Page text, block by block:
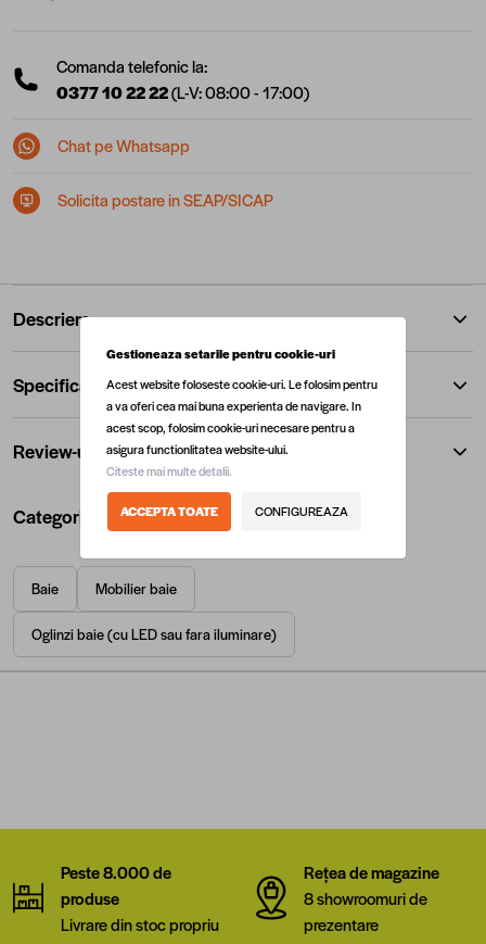
Comanda telefonic la:
0377 10 22 22(L-V: 08:00 - 17:00)
Chat pe Whatsapp
Solicita postare in SEAP/SICAP
Descriere
Specificatii
Review-uri
Categorii utile
Baie Mobilier baie
Oglinzi baie (cu LED sau fara iluminare)
Peste 8.000 de
produse
Livrare din stoc propriu
Rețea de magazine
8 showroomuri de
prezentare
Gestioneaza setarile pentru cookie-uri
Acest website foloseste cookie-uri. Le folosim pentru
a va oferi cea mai buna experienta de navigare. In
acest scop, folosim cookie-uri necesare pentru a
asigura functionlitatea website-ului.
Citeste mai multe detalii.
ACCEPTA TOATE CONFIGUREAZA